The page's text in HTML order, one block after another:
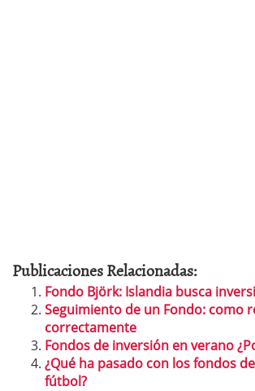
Publicaciones Relacionadas:
Fondo Björk: Islandia busca
Seguimiento de un Fondo: como
correctamente
Fondos de inversión en verano
¿Qué ha pasado con los fondos
fútbol?